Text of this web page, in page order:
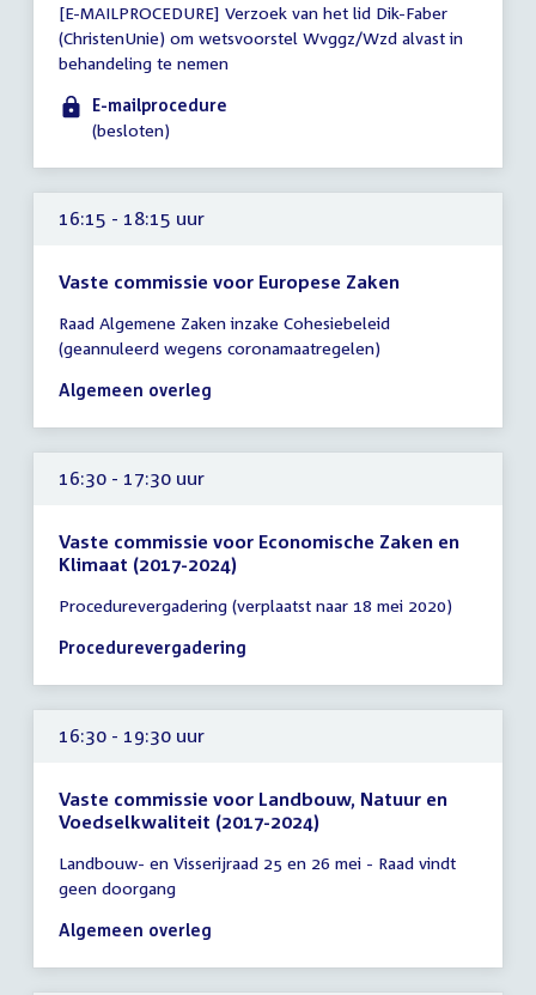
vergadering
tot
16:00
uur
[E-MAILPROCEDURE] Verzoek van het lid Dik-Faber
(ChristenUnie) om wetsvoorstel Wvggz/Wzd alvast in
behandeling te nemen
E-mailprocedure
(besloten)
16:15 - 18:15 uur
Vaste commissie voor Europese Zaken
vergadering
16:15
-
18:15
uur
Raad Algemene Zaken inzake Cohesiebeleid
(geannuleerd wegens coronamaatregelen)
Algemeen overleg
16:30 - 17:30 uur
Vaste commissie voor Economische Zaken en
Klimaat (2017-2024)
vergadering
16:30
17:30
uur
Procedurevergadering (verplaatst naar 18 mei 2020)
Procedurevergadering
16:30 - 19:30 uur
Vaste commissie voor Landbouw, Natuur en
Voedselkwaliteit (2017-2024)
vergadering
16:30
-
19:30
uur
Landbouw- en Visserijraad 25 en 26 mei - Raad vindt
geen doorgang
Algemeen overleg